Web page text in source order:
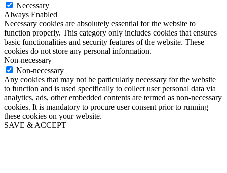
Necessary
Always Enabled
Necessary cookies are absolutely essential for the website to
function properly. This category only includes cookies that ensures
basic functionalities and security features of the website. These
cookies do not store any personal information.
Non-necessary
Non-necessary
Any cookies that may not be particularly necessary for the website
to function and is used specifically to collect user personal data via
analytics, ads, other embedded contents are termed as non-necessary
cookies. It is mandatory to procure user consent prior to running
these cookies on your website.
SAVE & ACCEPT